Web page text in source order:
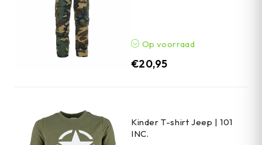
Op voorraad
€20,95
Kinder T-shirt Jeep | 101
INC.